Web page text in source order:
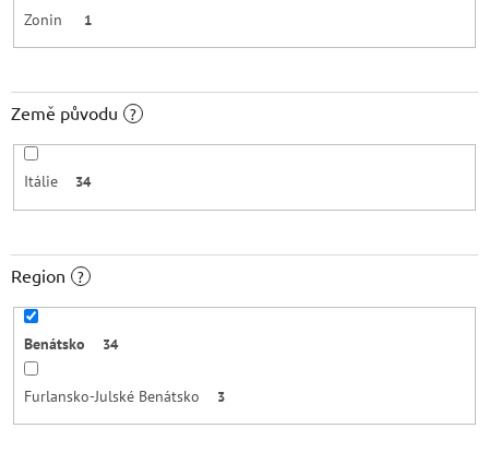
Zonin 1
Země původu ?
Itálie 34
Region ?
Benátsko 34
Furlansko-Julské Benátsko 3